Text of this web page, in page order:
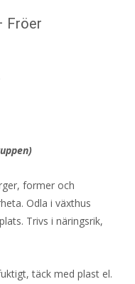
Fröer
former och
Odla i växthus
Trivs i näringsrik,
täck med plast el.